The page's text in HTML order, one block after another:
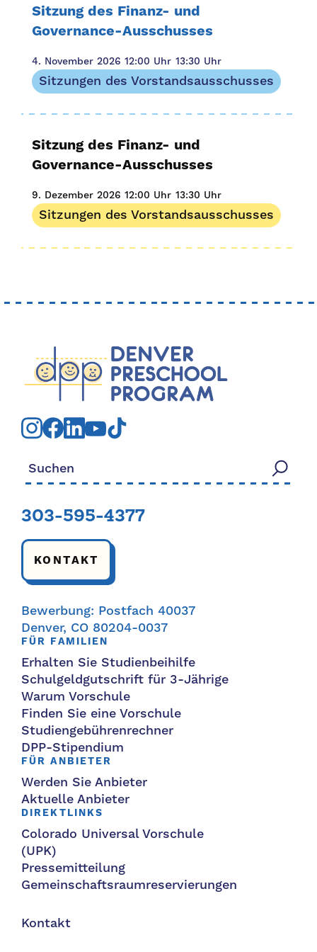
Sitzung des Finanz- und
Governance-Ausschusses
4. November 2026 12:00 Uhr 13:30 Uhr
Sitzungen des Vorstandsausschusses
Sitzung des Finanz- und
Governance-Ausschusses
9. Dezember 2026 12:00 Uhr 13:30 Uhr
Sitzungen des Vorstandsausschusses
Suchen nach:
303-595-4377
KONTAKT
Bewerbung: Postfach 40037
Denver, CO 80204-0037
FÜR FAMILIEN
Erhalten Sie Studienbeihilfe
Schulgeldgutschrift für 3-Jährige
Warum Vorschule
Finden Sie eine Vorschule
Studiengebührenrechner
DPP-Stipendium
FÜR ANBIETER
Werden Sie Anbieter
Aktuelle Anbieter
DIREKTLINKS
Colorado Universal Vorschule
(UPK)
Pressemitteilung
Gemeinschaftsraumreservierungen
Kontakt